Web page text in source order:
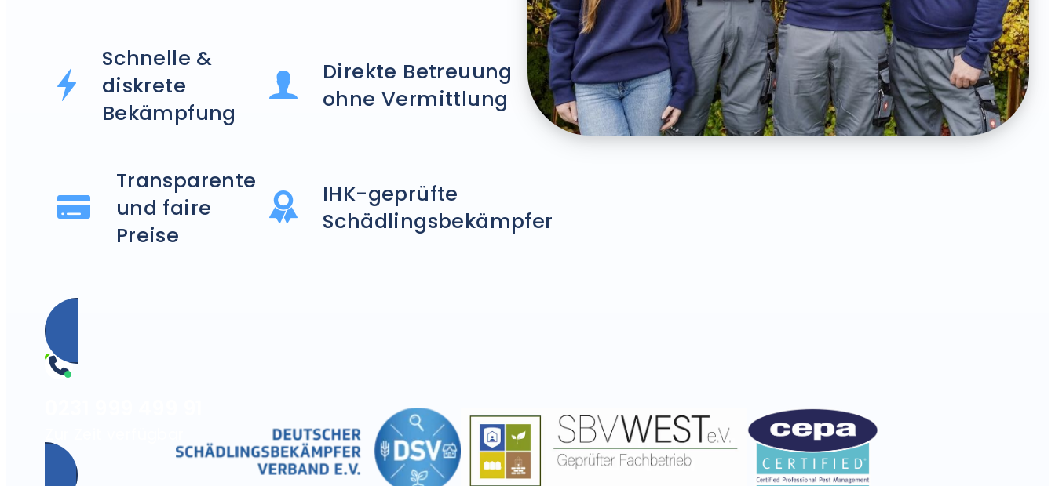
Schnelle &
diskrete
Bekämpfung
Direkte Betreuung
ohne Vermittlung
Transparente
und faire
Preise
IHK-geprüfte
Schädlingsbekämpfer